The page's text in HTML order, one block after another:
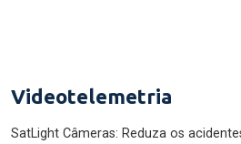
Videotelemetria
SatLight Câmeras: Reduza os